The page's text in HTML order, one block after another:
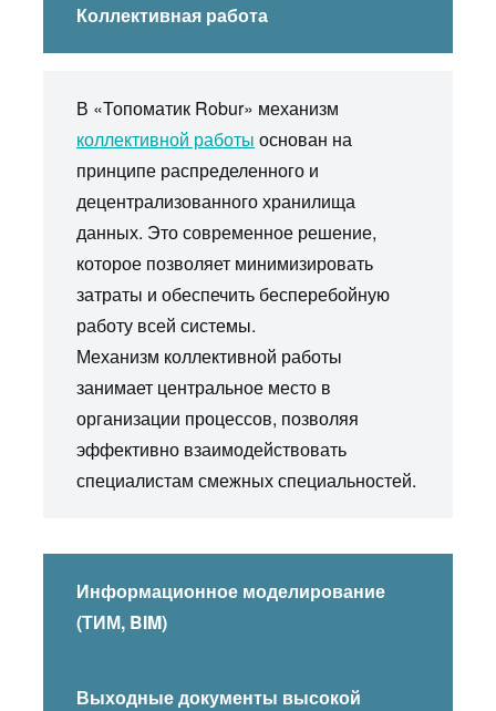
Коллективная работа
В «Топоматик Robur» механизм
коллективной работы основан на
принципе распределенного и
децентрализованного хранилища
данных. Это современное решение,
которое позволяет минимизировать
затраты и обеспечить бесперебойную
работу всей системы.
Механизм коллективной работы
занимает центральное место в
организации процессов, позволяя
эффективно взаимодействовать
специалистам смежных специальностей.
Информационное моделирование
(ТИМ, BIM)
Выходные документы высокой